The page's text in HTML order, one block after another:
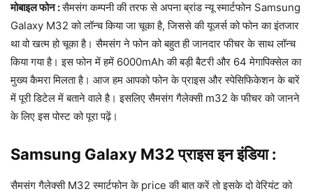
मोबाइल फोन :सैमसंग कम्पनी की तरफ से अपना ब्रांड न्यू स्मार्टफोन Samsung
Galaxy M32 को लॉन्च किया जा चूका है, जिससे की यूजर्स को फोन का इंतजार
था वो खत्म हो चूका है। सैमसंग ने फोन को बहुत ही जानदार फीचर के साथ लॉन्च
किया गया है। इस फोन में हमें 6000mAh की बड़ी बैटरी और 64 मेगापिक्सेल का
मुख्य कैमरा मिलता है। आज हम आपको फोन के प्राइस और स्पेसिफिकेशन के बारें
में पूरी डिटेल में बताने वाले है। इसलिए सैमसंग गैलेक्सी m32 के फीचर को जानने
के लिए इस पोस्ट को पूरा पढ़ें।
Samsung Galaxy M32 प्राइस इन इंडिया :
सैमसंग गैलेक्सी M32 स्मार्टफोन के price की बात करें तो इसके दो वेरियंट को